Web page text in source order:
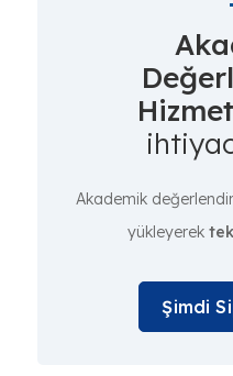
Akademik
yükleyerek
Şimdi